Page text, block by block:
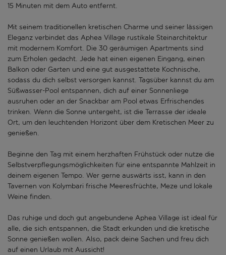
15 Minuten mit dem Auto entfernt.
Mit seinem traditionellen kretischen Charme und seiner lässigen
Eleganz verbindet das Aphea Village rustikale Steinarchitektur
mit modernem Komfort. Die 30 geräumigen Apartments sind
zum Erholen gedacht. Jede hat einen eigenen Eingang, einen
Balkon oder Garten und eine gut ausgestattete Kochnische,
sodass du dich selbst versorgen kannst. Tagsüber kannst du am
Süßwasser-Pool entspannen, dich auf einer Sonnenliege
ausruhen oder an der Snackbar am Pool etwas Erfrischendes
trinken. Wenn die Sonne untergeht, ist die Terrasse der ideale
Ort, um den leuchtenden Horizont über dem Kretischen Meer zu
genießen.
Beginne den Tag mit einem herzhaften Frühstück oder nutze die
Selbstverpflegungsmöglichkeiten für eine entspannte Mahlzeit in
deinem eigenen Tempo. Wer gerne auswärts isst, kann in den
Tavernen von Kolymbari frische Meeresfrüchte, Meze und lokale
Weine finden.
Das ruhige und doch gut angebundene Aphea Village ist ideal für
alle, die sich entspannen, die Stadt erkunden und die kretische
Sonne genießen wollen. Also, pack deine Sachen und freu dich
auf einen Urlaub mit Aussicht!